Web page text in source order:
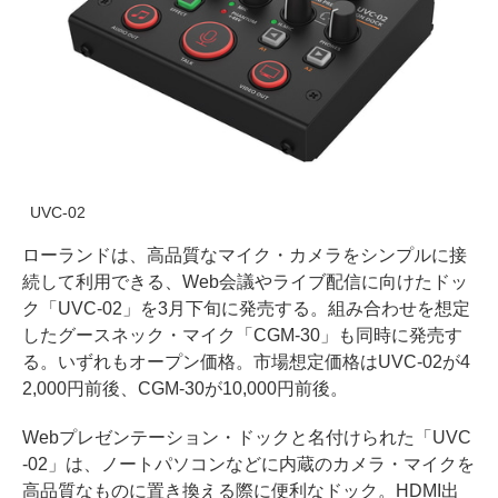
UVC-02
ローランドは、高品質なマイク・カメラをシンプルに接
続して利用できる、Web会議やライブ配信に向けたドッ
ク「UVC-02」を3月下旬に発売する。組み合わせを想定
したグースネック・マイク「CGM-30」も同時に発売す
る。いずれもオープン価格。市場想定価格はUVC-02が4
2,000円前後、CGM-30が10,000円前後。
Webプレゼンテーション・ドックと名付けられた「UVC
-02」は、ノートパソコンなどに内蔵のカメラ・マイクを
高品質なものに置き換える際に便利なドック。HDMI出